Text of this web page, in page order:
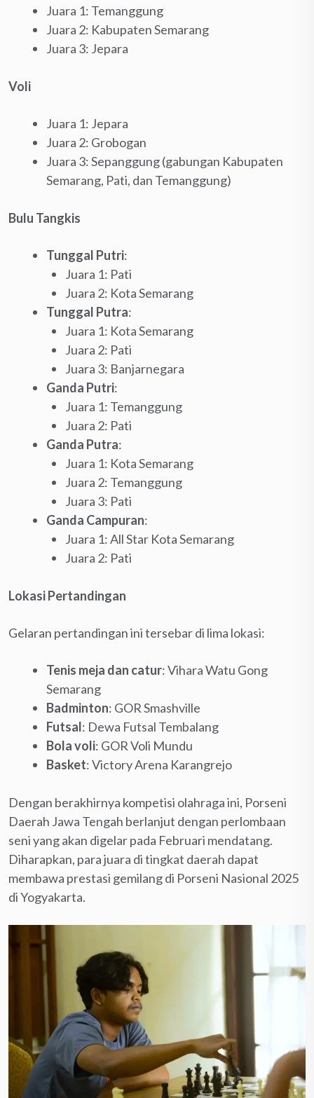
Juara 1: Temanggung
Juara 2: Kabupaten Semarang
Juara 3: Jepara
Voli
Juara 1: Jepara
Juara 2: Grobogan
Juara 3: Sepanggung (gabungan Kabupaten
Semarang, Pati, dan Temanggung)
Bulu Tangkis
Tunggal Putri:
Juara 1: Pati
Juara 2: Kota Semarang
Tunggal Putra:
Juara 1: Kota Semarang
Juara 2: Pati
Juara 3: Banjarnegara
Ganda Putri:
Juara 1: Temanggung
Juara 2: Pati
Ganda Putra:
Juara 1: Kota Semarang
Juara 2: Temanggung
Juara 3: Pati
Ganda Campuran:
Juara 1: All Star Kota Semarang
Juara 2: Pati
Lokasi Pertandingan
Gelaran pertandingan ini tersebar di lima lokasi:
Tenis meja dan catur: Vihara Watu Gong
Semarang
Badminton: GOR Smashville
Futsal: Dewa Futsal Tembalang
Bola voli: GOR Voli Mundu
Basket: Victory Arena Karangrejo
Dengan berakhirnya kompetisi olahraga ini, Porseni
Daerah Jawa Tengah berlanjut dengan perlombaan
seni yang akan digelar pada Februari mendatang.
Diharapkan, para juara di tingkat daerah dapat
membawa prestasi gemilang di Porseni Nasional 2025
di Yogyakarta.